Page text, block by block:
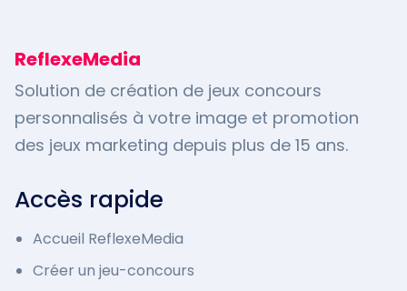
ReflexeMedia
Solution de création de jeux concours
personnalisés à votre image et promotion
des jeux marketing depuis plus de 15 ans.
Accès rapide
Accueil ReflexeMedia
Créer un jeu-concours